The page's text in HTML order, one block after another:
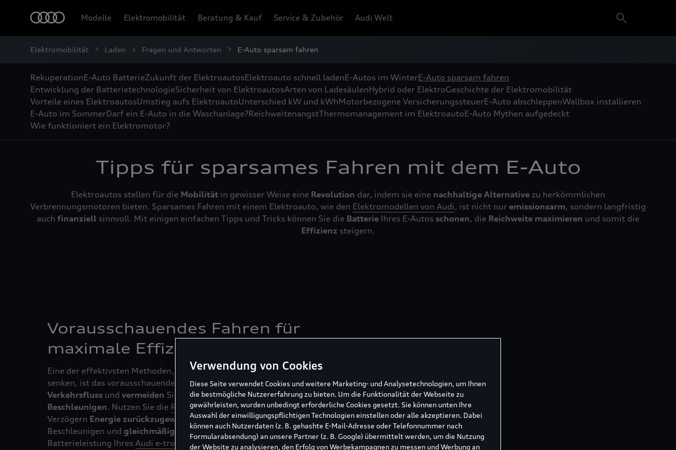
Modelle Elektromobilität Beratung & Kauf Service & Zubehör Audi Welt
Elektromobilität Laden Fragen und Antworten E-Auto sparsam fahren
RekuperationE-Auto BatterieZukunft der ElektroautosElektroauto schnell ladenE-Autos im WinterE-Auto sparsam fahren
Entwicklung der BatterietechnologieSicherheit von ElektroautosArten von LadesäulenHybrid oder ElektroGeschichte der Elektromobilität
Vorteile eines ElektroautosUmstieg aufs ElektroautoUnterschied kW und kWhMotorbezogene VersicherungssteuerE-Auto abschleppenWallbox installieren
E-Auto im SommerDarf ein E-Auto in die Waschanlage?ReichweitenangstThermomanagement im ElektroautoE-Auto Mythen aufgedeckt
Wie funktioniert ein Elektromotor?
Tipps für sparsames Fahren mit dem E-Auto
Elektroautos stellen für die Mobilität in gewisser Weise eine Revolution dar, indem sie eine nachhaltige Alternative zu herkömmlichen
Verbrennungsmotoren bieten. Sparsames Fahren mit einem Elektroauto, wie den Elektromodellen von Audi , ist nicht nur emissionsarm, sondern langfristig
auch finanziell sinnvoll. Mit einigen einfachen Tipps und Tricks können Sie die Batterie Ihres E-Autos schonen, die Reichweite maximieren und somit die
Effizienz steigern.
Vorausschauendes Fahren für
maximale Effizienz
Eine der effektivsten Methoden, um den Energieverbrauch zu
senken, ist das vorausschauende Fahren. Achten Sie auf den
Verkehrsflussund vermeiden Sie abruptes Bremsenund
Beschleunigen. Nutzen Sie die Rekuperationsfunktion, um beim
Verzögern Energie zurückzugewinnen. Durch sanftes
Beschleunigen und gleichmäßiges
Fahren können Sie die
Batterieleistung Ihres Audi e-tron
optimal nutzen.
Verwendung von Cookies
Diese Seite verwendet Cookies und weitere Marketing- und Analysetechnologien, um Ihnen
die bestmögliche Nutzererfahrung zu bieten. Um die Funktionalität der Webseite zu
gewährleisten, wurden unbedingt erforderliche Cookies gesetzt. Sie können unten Ihre
Auswahl der einwilligungspflichtigen Technologien einstellen oder alle akzeptieren. Dabei
können auch Nutzerdaten (z. B. gehashte E-Mail-Adresse oder Telefonnummer nach
Formularabsendung) an unsere Partner (z. B. Google) übermittelt werden, um die Nutzung
der Website zu analysieren, den Erfolg von Werbekampagnen zu messen und Werbung an